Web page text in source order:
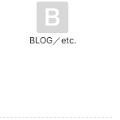
BLOG／etc.